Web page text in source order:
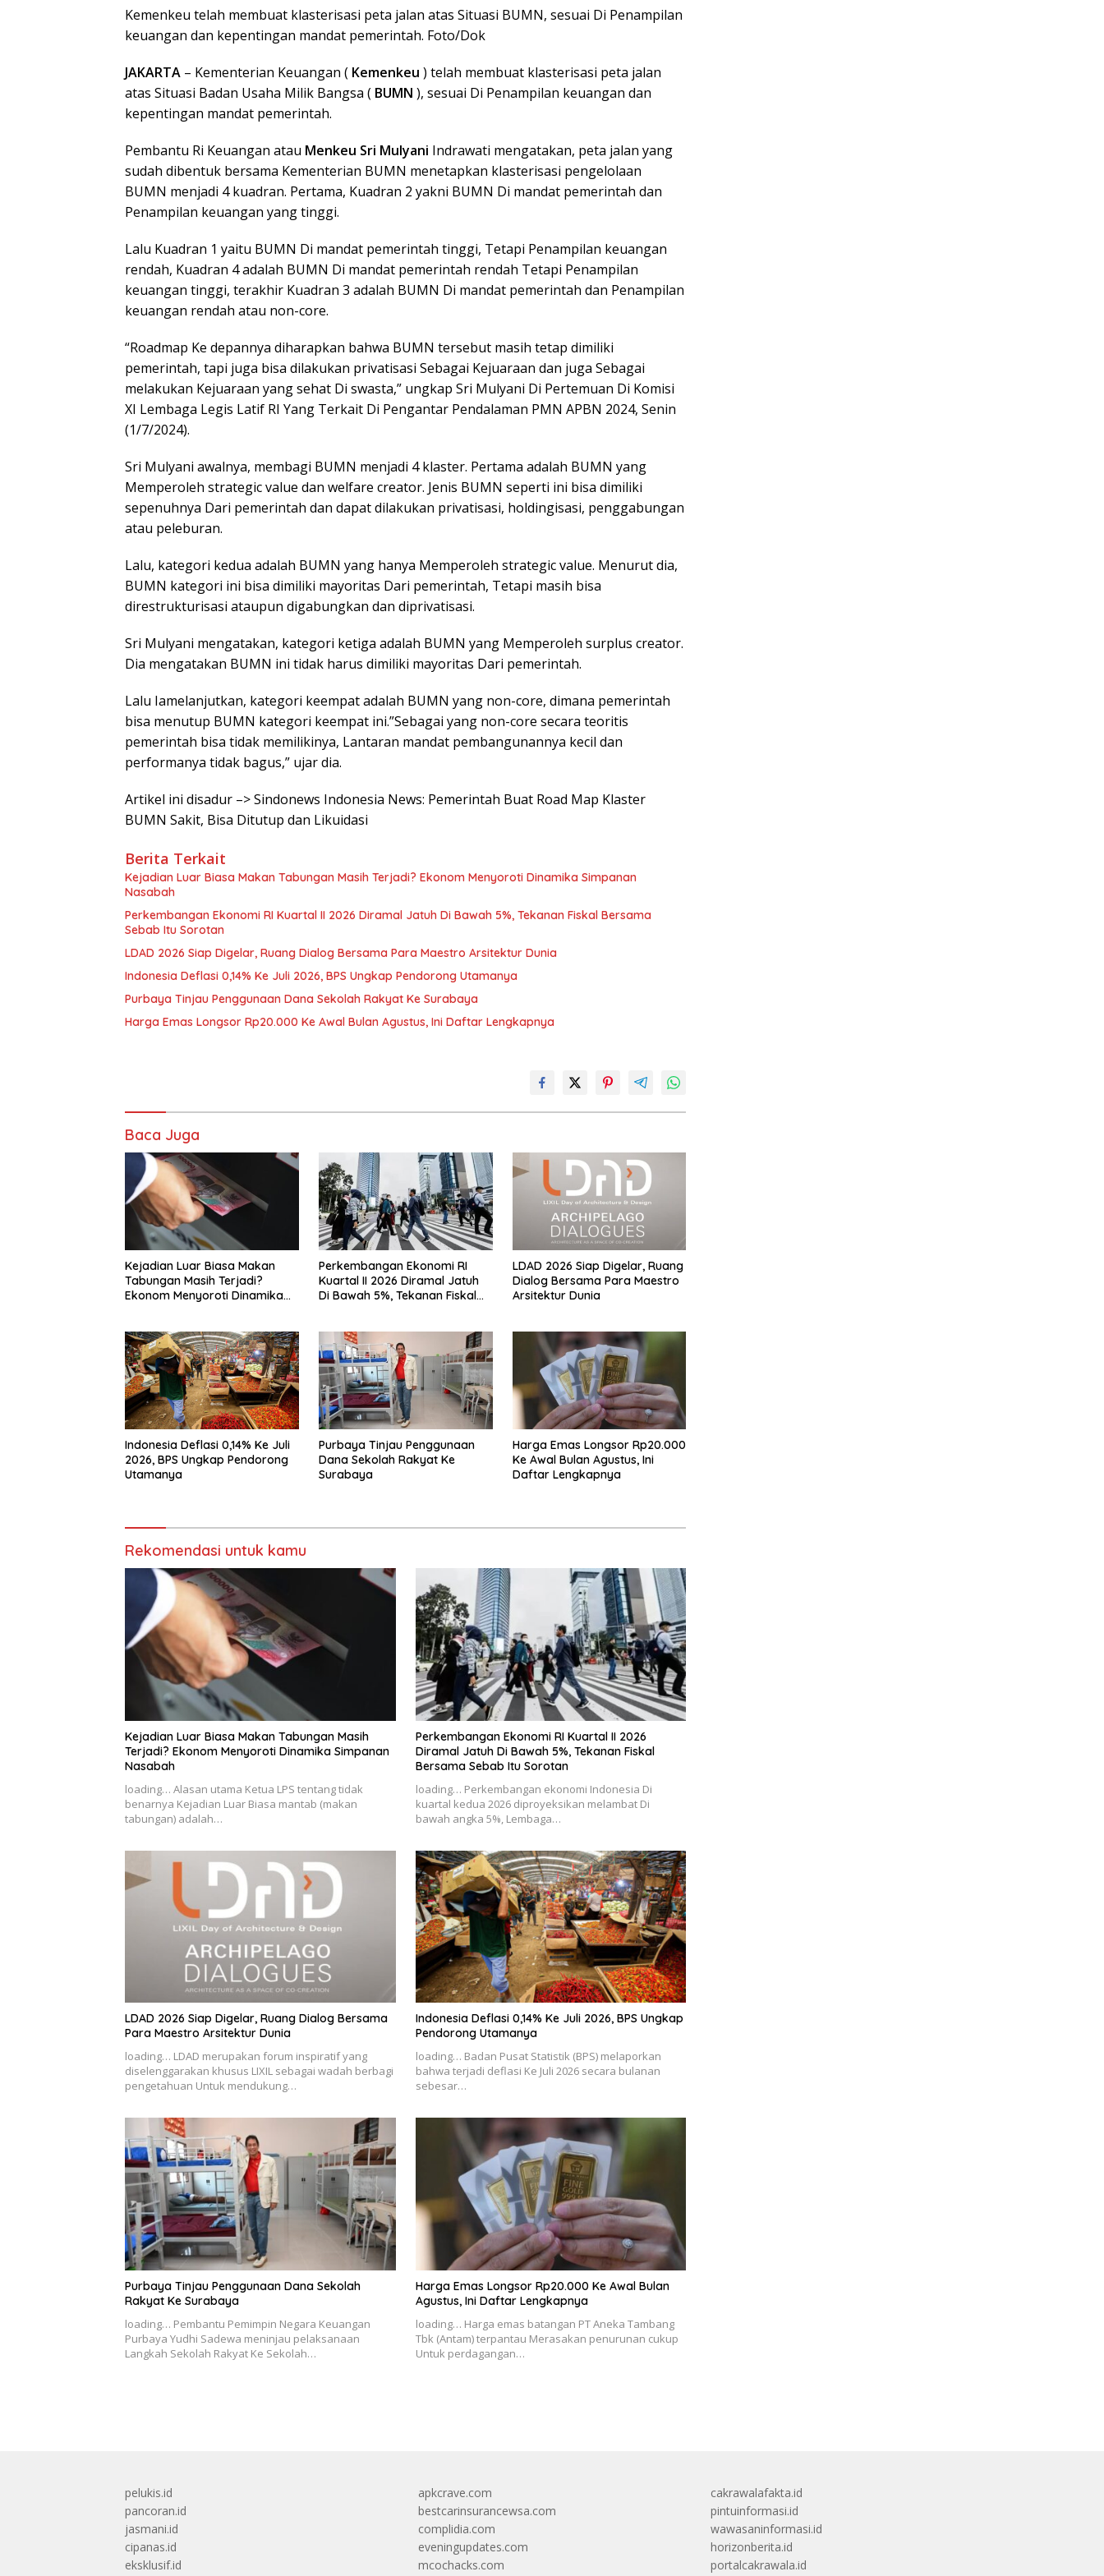
Kemenkeu telah membuat klasterisasi peta jalan atas Situasi BUMN, sesuai Di Penampilan
keuangan dan kepentingan mandat pemerintah. Foto/Dok
JAKARTA – Kementerian Keuangan ( Kemenkeu ) telah membuat klasterisasi peta jalan
atas Situasi Badan Usaha Milik Bangsa ( BUMN ), sesuai Di Penampilan keuangan dan
kepentingan mandat pemerintah.
Pembantu Ri Keuangan atau Menkeu Sri Mulyani Indrawati mengatakan, peta jalan yang
sudah dibentuk bersama Kementerian BUMN menetapkan klasterisasi pengelolaan
BUMN menjadi 4 kuadran. Pertama, Kuadran 2 yakni BUMN Di mandat pemerintah dan
Penampilan keuangan yang tinggi.
Lalu Kuadran 1 yaitu BUMN Di mandat pemerintah tinggi, Tetapi Penampilan keuangan
rendah, Kuadran 4 adalah BUMN Di mandat pemerintah rendah Tetapi Penampilan
keuangan tinggi, terakhir Kuadran 3 adalah BUMN Di mandat pemerintah dan Penampilan
keuangan rendah atau non-core.
“Roadmap Ke depannya diharapkan bahwa BUMN tersebut masih tetap dimiliki
pemerintah, tapi juga bisa dilakukan privatisasi Sebagai Kejuaraan dan juga Sebagai
melakukan Kejuaraan yang sehat Di swasta,” ungkap Sri Mulyani Di Pertemuan Di Komisi
XI Lembaga Legis Latif RI Yang Terkait Di Pengantar Pendalaman PMN APBN 2024, Senin
(1/7/2024).
Sri Mulyani awalnya, membagi BUMN menjadi 4 klaster. Pertama adalah BUMN yang
Memperoleh strategic value dan welfare creator. Jenis BUMN seperti ini bisa dimiliki
sepenuhnya Dari pemerintah dan dapat dilakukan privatisasi, holdingisasi, penggabungan
atau peleburan.
Lalu, kategori kedua adalah BUMN yang hanya Memperoleh strategic value. Menurut dia,
BUMN kategori ini bisa dimiliki mayoritas Dari pemerintah, Tetapi masih bisa
direstrukturisasi ataupun digabungkan dan diprivatisasi.
Sri Mulyani mengatakan, kategori ketiga adalah BUMN yang Memperoleh surplus creator.
Dia mengatakan BUMN ini tidak harus dimiliki mayoritas Dari pemerintah.
Lalu Iamelanjutkan, kategori keempat adalah BUMN yang non-core, dimana pemerintah
bisa menutup BUMN kategori keempat ini.”Sebagai yang non-core secara teoritis
pemerintah bisa tidak memilikinya, Lantaran mandat pembangunannya kecil dan
performanya tidak bagus,” ujar dia.
Artikel ini disadur –> Sindonews Indonesia News: Pemerintah Buat Road Map Klaster
BUMN Sakit, Bisa Ditutup dan Likuidasi
Berita Terkait
Kejadian Luar Biasa Makan Tabungan Masih Terjadi? Ekonom Menyoroti Dinamika Simpanan
Nasabah
Perkembangan Ekonomi RI Kuartal II 2026 Diramal Jatuh Di Bawah 5%, Tekanan Fiskal Bersama
Sebab Itu Sorotan
LDAD 2026 Siap Digelar, Ruang Dialog Bersama Para Maestro Arsitektur Dunia
Indonesia Deflasi 0,14% Ke Juli 2026, BPS Ungkap Pendorong Utamanya
Purbaya Tinjau Penggunaan Dana Sekolah Rakyat Ke Surabaya
Harga Emas Longsor Rp20.000 Ke Awal Bulan Agustus, Ini Daftar Lengkapnya
Baca Juga
Kejadian Luar Biasa Makan
Tabungan Masih Terjadi?
Ekonom Menyoroti Dinamika
Perkembangan Ekonomi RI
Kuartal II 2026 Diramal Jatuh
Di Bawah 5%, Tekanan Fiskal
LDAD 2026 Siap Digelar, Ruang
Dialog Bersama Para Maestro
Arsitektur Dunia
Indonesia Deflasi 0,14% Ke Juli
2026, BPS Ungkap Pendorong
Utamanya
Purbaya Tinjau Penggunaan
Dana Sekolah Rakyat Ke
Surabaya
Harga Emas Longsor Rp20.000
Ke Awal Bulan Agustus, Ini
Daftar Lengkapnya
Rekomendasi untuk kamu
Kejadian Luar Biasa Makan Tabungan Masih
Terjadi? Ekonom Menyoroti Dinamika Simpanan
Nasabah
loading… Alasan utama Ketua LPS tentang tidak
benarnya Kejadian Luar Biasa mantab (makan
tabungan) adalah…
Perkembangan Ekonomi RI Kuartal II 2026
Diramal Jatuh Di Bawah 5%, Tekanan Fiskal
Bersama Sebab Itu Sorotan
loading… Perkembangan ekonomi Indonesia Di
kuartal kedua 2026 diproyeksikan melambat Di
bawah angka 5%, Lembaga…
LDAD 2026 Siap Digelar, Ruang Dialog Bersama
Para Maestro Arsitektur Dunia
loading… LDAD merupakan forum inspiratif yang
diselenggarakan khusus LIXIL sebagai wadah berbagi
pengetahuan Untuk mendukung…
Indonesia Deflasi 0,14% Ke Juli 2026, BPS Ungkap
Pendorong Utamanya
loading… Badan Pusat Statistik (BPS) melaporkan
bahwa terjadi deflasi Ke Juli 2026 secara bulanan
sebesar…
Purbaya Tinjau Penggunaan Dana Sekolah
Rakyat Ke Surabaya
loading… Pembantu Pemimpin Negara Keuangan
Purbaya Yudhi Sadewa meninjau pelaksanaan
Langkah Sekolah Rakyat Ke Sekolah…
Harga Emas Longsor Rp20.000 Ke Awal Bulan
Agustus, Ini Daftar Lengkapnya
loading… Harga emas batangan PT Aneka Tambang
Tbk (Antam) terpantau Merasakan penurunan cukup
Untuk perdagangan…
pelukis.id
pancoran.id
jasmani.id
cipanas.id
eksklusif.id
apkcrave.com
bestcarinsurancewsa.com
complidia.com
eveningupdates.com
mcochacks.com
cakrawalafakta.id
pintuinformasi.id
wawasaninformasi.id
horizonberita.id
portalcakrawala.id